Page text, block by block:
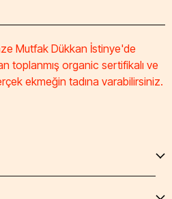
Mutfak Dükkan İstinye'de
toplanmış organic sertifikalı ve
ekmeğin tadına varabilirsiniz.